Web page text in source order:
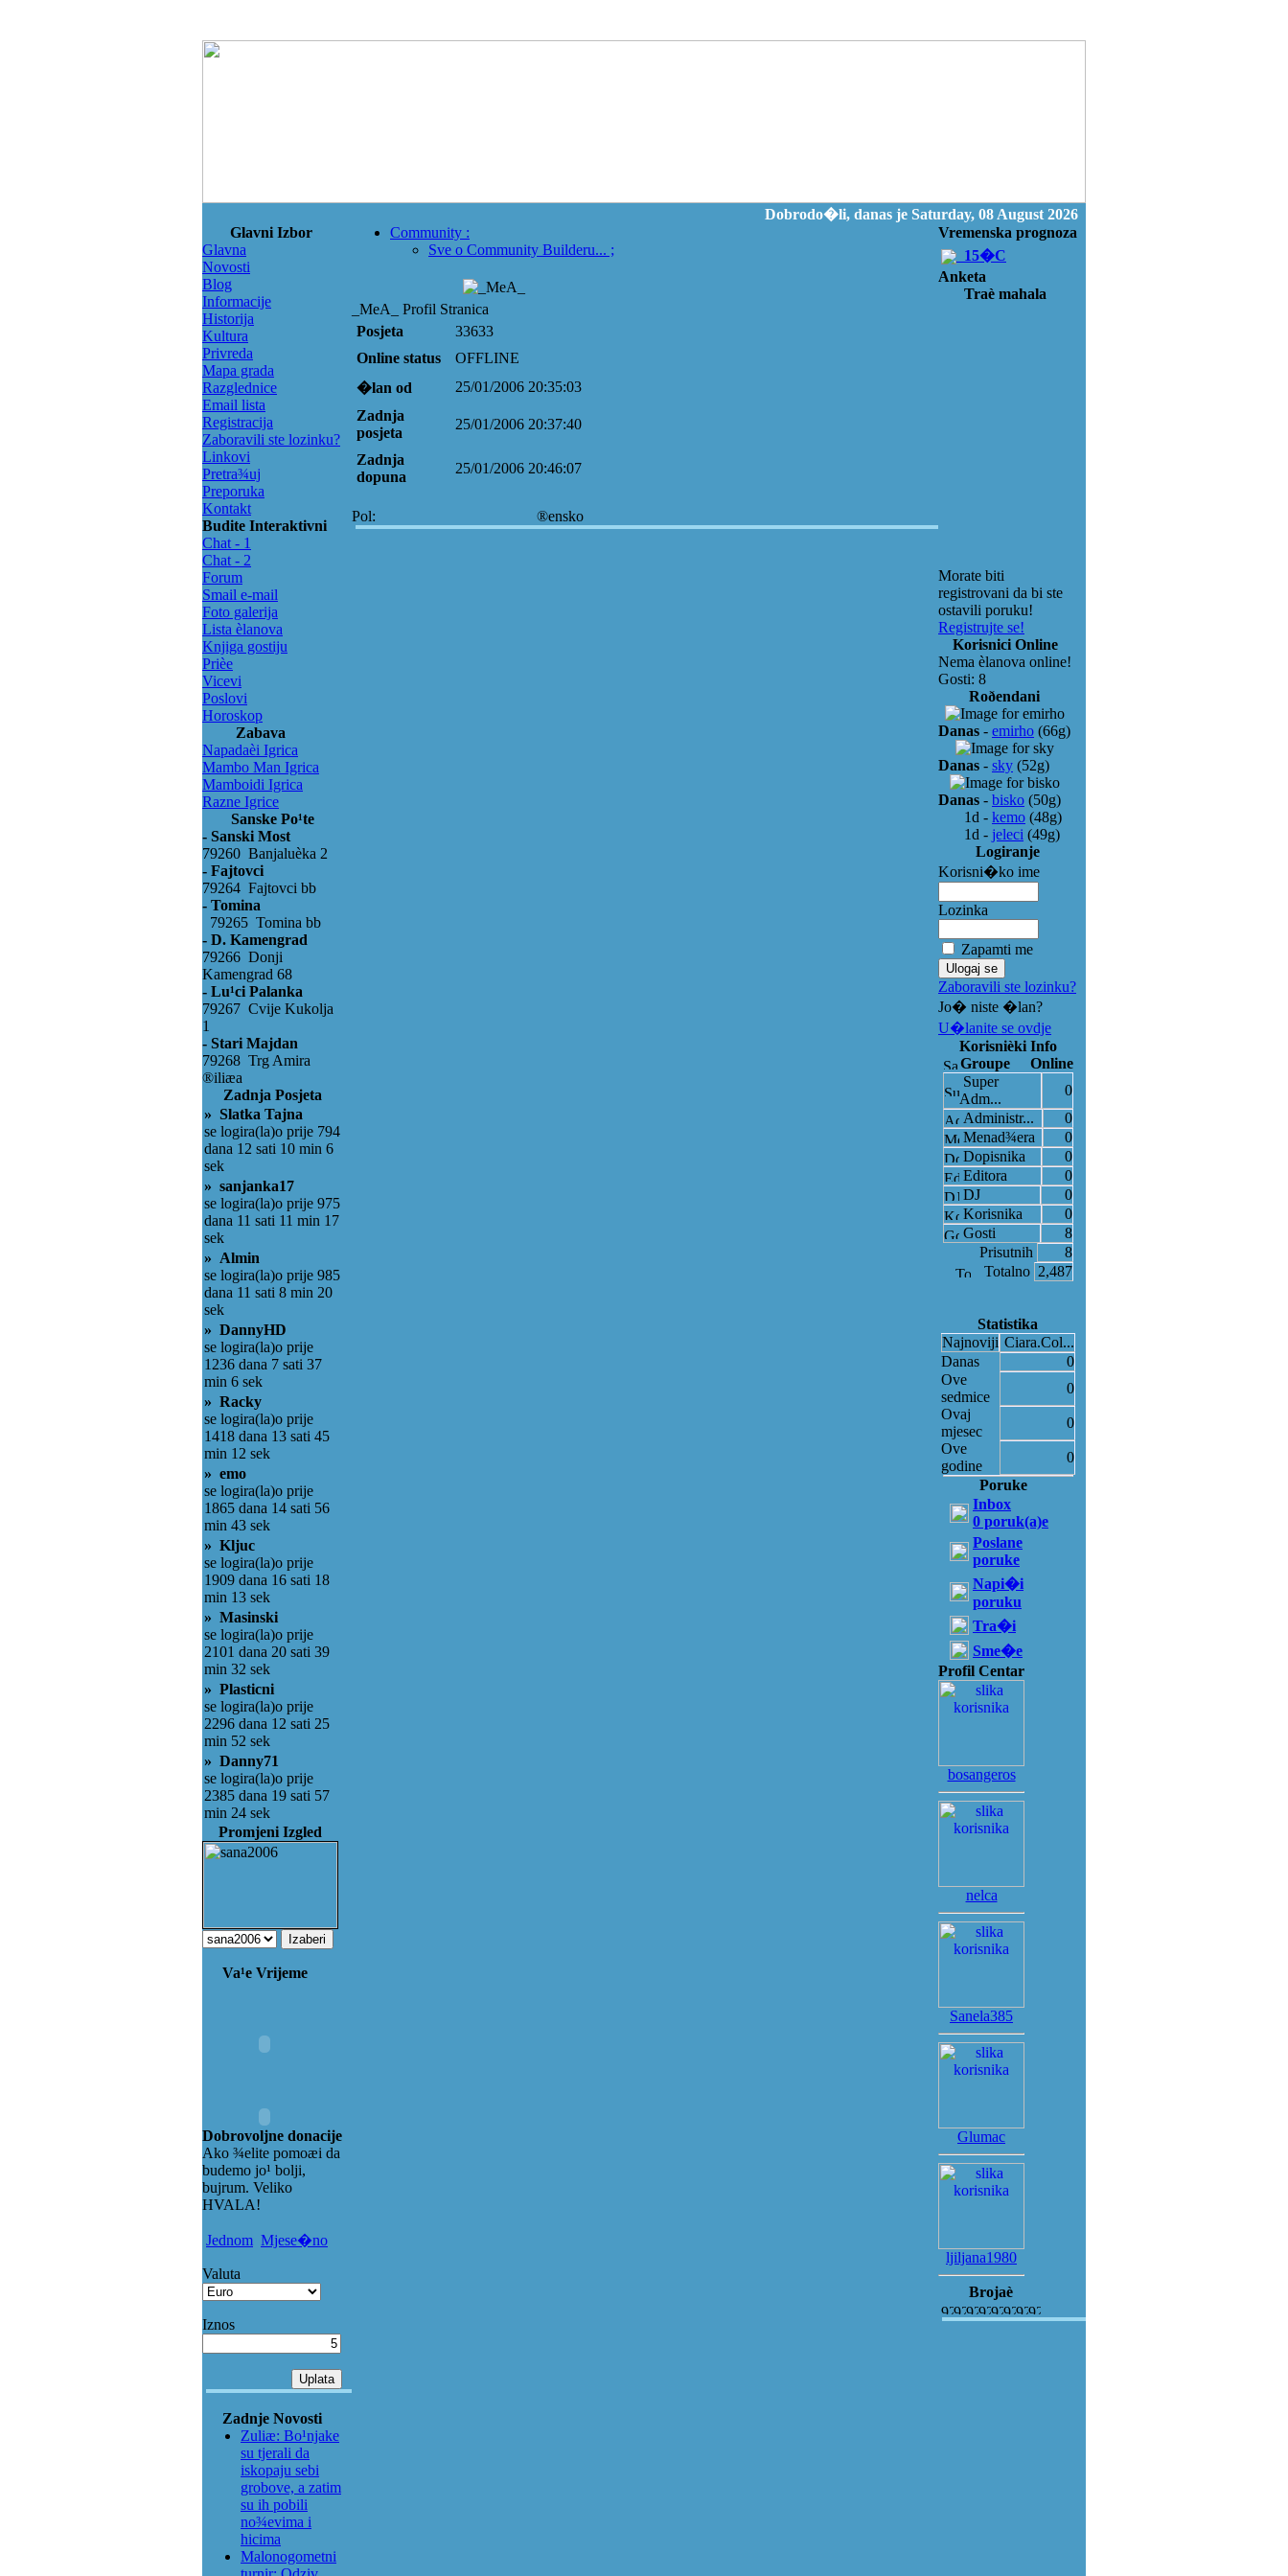
Dobrodo�li, danas je Saturday, 08 August 2026
Glavni Izbor
Glavna
Novosti
Blog
Informacije
Historija
Kultura
Privreda
Mapa grada
Razglednice
Email lista
Registracija
Zaboravili ste lozinku?
Linkovi
Pretra¾uj
Preporuka
Kontakt
Budite Interaktivni
Chat - 1
Chat - 2
Forum
Smail e-mail
Foto galerija
Lista èlanova
Knjiga gostiju
Prièe
Vicevi
Poslovi
Horoskop
Zabava
Napadaèi Igrica
Mambo Man Igrica
Mamboidi Igrica
Razne Igrice
Sanske Po¹te
- Sanski Most
79260 Banjaluèka 2
- Fajtovci
79264 Fajtovci bb
- Tomina
79265 Tomina bb
- D. Kamengrad
79266 Donji
Kamengrad 68
- Lu¹ci Palanka
79267 Cvije Kukolja
1
- Stari Majdan
79268 Trg Amira
®iliæa
Zadnja Posjeta
» Slatka Tajna
se logira(la)o prije 794
dana 12 sati 10 min 6
sek
» sanjanka17
se logira(la)o prije 975
dana 11 sati 11 min 17
sek
» Almin
se logira(la)o prije 985
dana 11 sati 8 min 20
sek
» DannyHD
se logira(la)o prije
1236 dana 7 sati 37
min 6 sek
» Racky
se logira(la)o prije
1418 dana 13 sati 45
min 12 sek
» emo
se logira(la)o prije
1865 dana 14 sati 56
min 43 sek
» Kljuc
se logira(la)o prije
1909 dana 16 sati 18
min 13 sek
» Masinski
se logira(la)o prije
2101 dana 20 sati 39
min 32 sek
» Plasticni
se logira(la)o prije
2296 dana 12 sati 25
min 52 sek
» Danny71
se logira(la)o prije
2385 dana 19 sati 57
min 24 sek
Promjeni Izgled
Va¹e Vrijeme
Dobrovoljne donacije
Ako ¾elite pomoæi da
budemo jo¹ bolji,
bujrum. Veliko
HVALA!
Jednom Mjese�no
Valuta
Iznos
Zadnje Novosti
Zuliæ: Bo¹njake
su tjerali da
iskopaju sebi
grobove, a zatim
su ih pobili
no¾evima i
hicima
Malonogometni
Community :
Sve o Community Builderu... ;
_MeA_ Profil Stranica
Posjeta
33633
Online status
OFFLINE
�lan od
25/01/2006 20:35:03
Zadnja
posjeta
25/01/2006 20:37:40
Zadnja
dopuna
25/01/2006 20:46:07
Pol: ®ensko
Vremenska prognoza
15�C
Anketa
Traè mahala
Morate biti
registrovani da bi ste
ostavili poruku!
Registrujte se!
Korisnici Online
Nema èlanova online!
Gosti: 8
Roðendani
Danas - emirho (66g)
Danas - sky (52g)
Danas - bisko (50g)
1d - kemo (48g)
1d - jeleci (49g)
Logiranje
Korisni�ko ime
Lozinka
Zapamti me
Zaboravili ste lozinku?
Jo� niste �lan?
U�lanite se ovdje
Korisnièki Info
Groupe
Online
Super
Adm...
0
Administr...
0
Menad¾era
0
Dopisnika
0
Editora
0
DJ
0
Korisnika
0
Gosti
8
Prisutnih
8
Totalno 2,487
Statistika
Najnoviji Ciara.Col...
Danas
0
Ove
sedmice
0
Ovaj
mjesec
0
Ove
godine
0
Poruke
Inbox
0 poruk(a)e
Poslane
poruke
Napi�i
poruku
Tra�i
Sme�e
Profil Centar
bosangeros
nelca
Sanela385
Glumac
ljiljana1980
Brojaè